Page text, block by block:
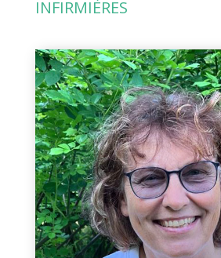
INFIRMIÈRES